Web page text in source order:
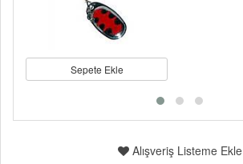
Sepete Ekle
Alışveriş Listeme Ekle